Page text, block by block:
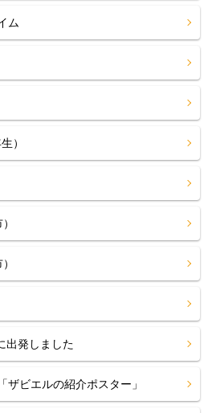
ム
）
発しました
ザビエルの紹介ポスター」